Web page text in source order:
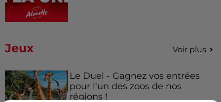
Jeux Voir plus
Le Duel - Gagnez vos entrées
pour l'un des zoos de nos
régions !